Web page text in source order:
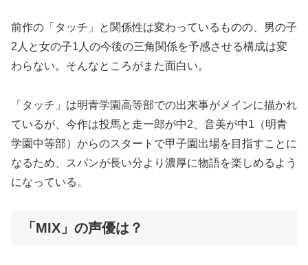
前作の「タッチ」と関係性は変わっているものの、男の子
2人と女の子1人の今後の三角関係を予感させる構成は変
わらない。そんなところがまた面白い。
「タッチ」は明青学園高等部での出来事がメインに描かれ
ているが、今作は投馬と走一郎が中2、音美が中1（明青
学園中等部）からのスタートで甲子園出場を目指すことに
なるため、スパンが長い分より濃厚に物語を楽しめるよう
になっている。
「MIX」の声優は？